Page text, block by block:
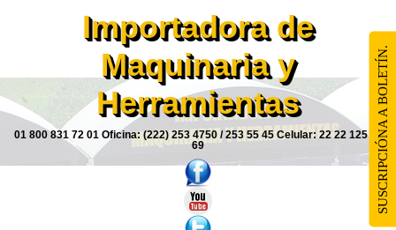
Importadora de
Maquinaria y
Herramientas
01 800 831 72 01 Oficina: (222) 253 4750 / 253 55 45 Celular: 22 22 125 85
69
SUSCRIPCIÓNA A BOLETÍN.